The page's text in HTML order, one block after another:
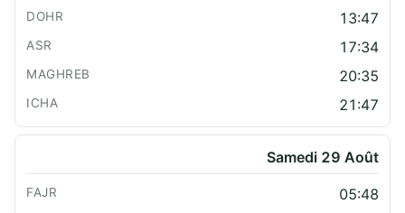
13:47
17:34
20:35
21:47
Samedi 29 Août
05:48